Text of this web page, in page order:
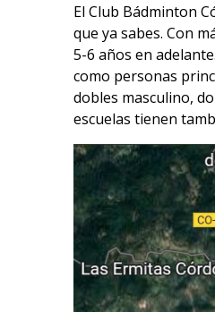
El Club Bádminton
que ya sabes. Con
5-6 años en
como personas
dobles masculino,
escuelas tienen